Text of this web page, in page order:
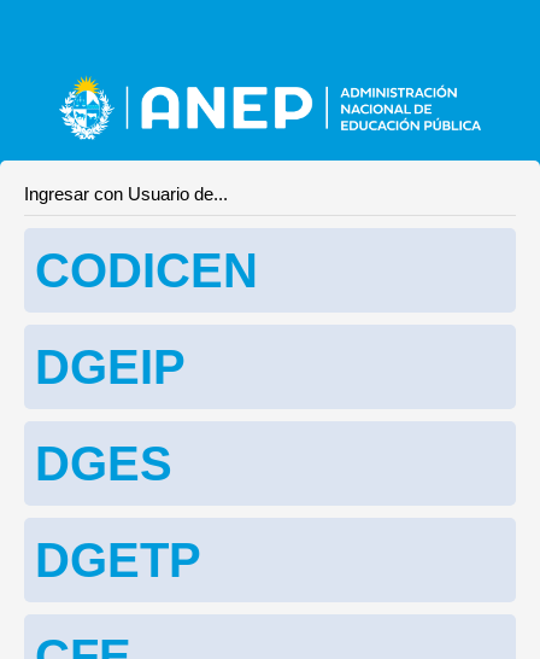
Ingresar con Usuario de...
CODICEN
DGEIP
DGES
DGETP